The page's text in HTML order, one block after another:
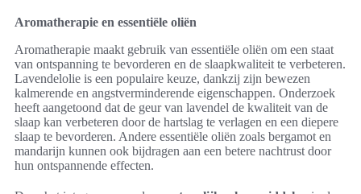
Aromatherapie en essentiële oliën
Aromatherapie maakt gebruik van essentiële oliën om een staat
van ontspanning te bevorderen en de slaapkwaliteit te verbeteren.
Lavendelolie is een populaire keuze, dankzij zijn bewezen
kalmerende en angstverminderende eigenschappen. Onderzoek
heeft aangetoond dat de geur van lavendel de kwaliteit van de
slaap kan verbeteren door de hartslag te verlagen en een diepere
slaap te bevorderen. Andere essentiële oliën zoals bergamot en
mandarijn kunnen ook bijdragen aan een betere nachtrust door
hun ontspannende effecten.